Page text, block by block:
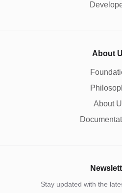
About
About
Stay updated with the